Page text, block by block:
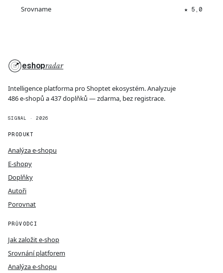
Srovname ★ 5,0
eshopradar
Intelligence platforma pro Shoptet ekosystém. Analyzuje
486 e-shopů a 437 doplňků — zdarma, bez registrace.
SIGNAL · 2026
PRODUKT
Analýza e-shopu
E-shopy
Doplňky
Autoři
Porovnat
PRŮVODCI
Jak založit e-shop
Srovnání platforem
Analýza e-shopu